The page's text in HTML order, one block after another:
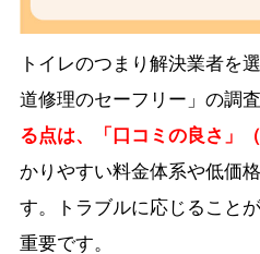
トイレのつまり解決業者を
道修理のセーフリー」の調
る点は、「口コミの良さ」（
かりやすい料金体系や低価
す。トラブルに応じること
重要です。